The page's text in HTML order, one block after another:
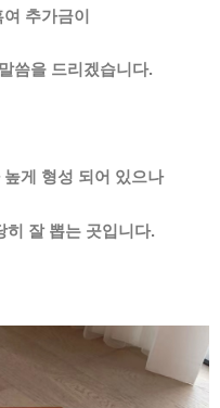
여 추가금이
씀을 드리겠습니다.
게 형성 되어 있으나
히 잘 뽑는 곳입니다.